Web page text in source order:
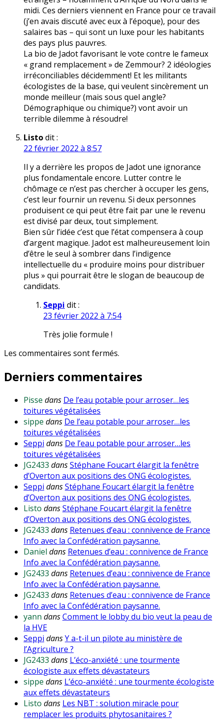
midi. Ces derniers viennent en France pour ce travail
(j’en avais discuté avec eux à l’époque), pour des
salaires bas – qui sont un luxe pour les habitants
des pays plus pauvres.
La bio de Jadot favorisant le vote contre le fameux
« grand remplacement » de Zemmour? 2 idéologies
irréconciliables décidemment! Et les militants
écologistes de la base, qui veulent sincèrement un
monde meilleur (mais sous quel angle?
Démographique ou chimique?) vont avoir un
terrible dilemme à résoudre!
Listodit :
22 février 2022 à 8:57
Il y a derrière les propos de Jadot une ignorance
plus fondamentale encore. Lutter contre le
chômage ce n’est pas chercher à occuper les gens,
c’est leur fournir un revenu. Si deux personnes
produisent ce qui peut être fait par une le revenu
est divisé par deux, tout simplement.
Bien sûr l’idée c’est que l’état compensera à coup
d’argent magique. Jadot est malheureusement loin
d’être le seul à sombrer dans l’indigence
intellectuelle du « produire moins pour distribuer
plus » qui pourrait être le slogan de beaucoup de
candidats.
Seppi dit :
23 février 2022 à 7:54
Très jolie formule !
Les commentaires sont fermés.
Derniers commentaires
Pisse dans De l’eau potable pour arroser…les
toitures végétalisées
sippe dans De l’eau potable pour arroser…les
toitures végétalisées
Seppi dans De l’eau potable pour arroser…les
toitures végétalisées
JG2433 dansStéphane Foucart élargit la fenêtre
d’Overton aux positions des ONG écologistes.
Seppi dansStéphane Foucart élargit la fenêtre
d’Overton aux positions des ONG écologistes.
Listo dansStéphane Foucart élargit la fenêtre
d’Overton aux positions des ONG écologistes.
JG2433 dans Retenues d’eau : connivence de France
Info avec la Confédération paysanne.
Daniel dans Retenues d’eau : connivence de France
Info avec la Confédération paysanne.
JG2433 dans Retenues d’eau : connivence de France
Info avec la Confédération paysanne.
JG2433 dans Retenues d’eau : connivence de France
Info avec la Confédération paysanne.
yann dansComment le lobby du bio veut la peau de
la HVE
Seppi dansY a-t-il un pilote au ministère de
l’Agriculture ?
JG2433 dans L’éco-anxiété : une tourmente
écologiste aux effets dévastateurs
sippe dans L’éco-anxiété : une tourmente écologiste
aux effets dévastateurs
Listo dans Les NBT : solution miracle pour
remplacer les produits phytosanitaires ?